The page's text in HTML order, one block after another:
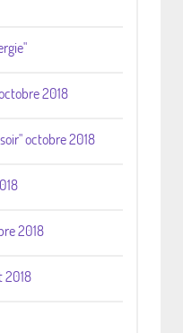
2018
octobre 2018
2018
2018